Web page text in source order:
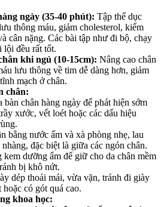
ngày (35-40 phút): Tập thể dục
thông máu, giảm cholesterol, kiểm
cân nặng. Các bài tập như đi bộ, chạy
lội đều rất tốt.
khi ngủ (10-15cm): Nâng cao chân
lưu thông về tim dễ dàng hơn, giảm
mạch ở chân.
chân:
bàn chân hàng ngày để phát hiện sớm
xước, vết loét hoặc các dấu hiệu
bằng nước ấm và xà phòng nhẹ, lau
đặc biệt là giữa các ngón chân.
kem dưỡng ẩm để giữ cho da chân mềm
bị khô nứt.
dép thoải mái, vừa vặn, tránh đi giày
hoặc có gót quá cao.
khoa học: